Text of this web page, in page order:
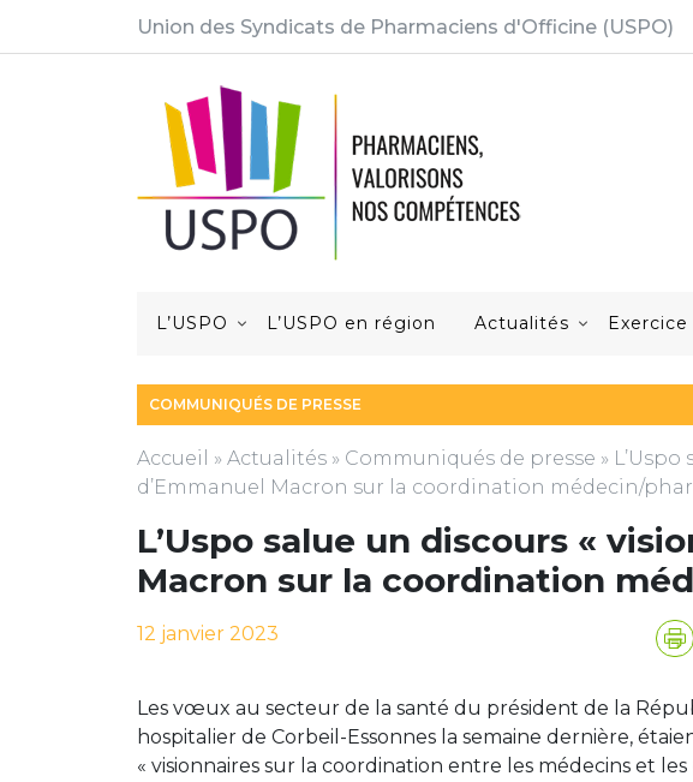
Union des Syndicats de Pharmaciens d'Officine (USPO)
L’USPO L’USPO en région Actualités
COMMUNIQUÉS DE PRESSE
Accueil » Actualités » Communiqués de presse »
d’Emmanuel Macron sur la coordination médecin/
L’Uspo salue un discours «
Macron sur la coordination
12 janvier 2023
Les vœux au secteur de la santé du président de la
hospitalier de Corbeil-Essonnes la semaine dernière,
« visionnaires sur la coordination entre les médecins et